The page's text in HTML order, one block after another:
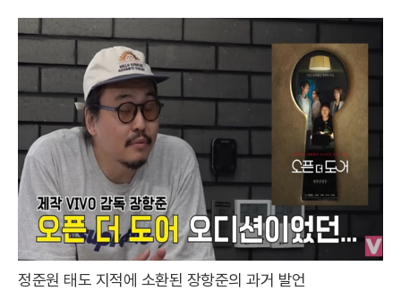
정준원 태도 지적에 소환된 장항준의 과거 발언